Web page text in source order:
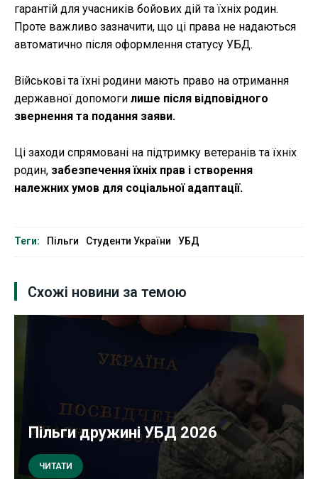
гарантій для учасників бойових дій та їхніх родин.
Проте важливо зазначити, що ці права не надаються
автоматично після оформлення статусу УБД.
Військові та їхні родини мають право на отримання
державної допомоги лише після відповідного
звернення та подання заяви.
Ці заходи спрямовані на підтримку ветеранів та їхніх
родин, забезпечення їхніх прав і створення
належних умов для соціальної адаптації.
Теги: Пільги Студенти України УБД
Схожі новини за темою
Пільги дружині УБД 2026
ЧИТАТИ